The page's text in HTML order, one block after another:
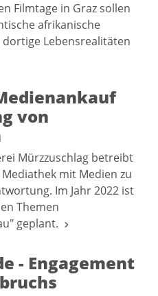
Filmtage in Graz sollen
afrikanische
Lebensrealitäten
von
Mürzzuschlag betreibt
mit Medien zu
Im Jahr 2022 ist
Themen
geplant.
- Engagement